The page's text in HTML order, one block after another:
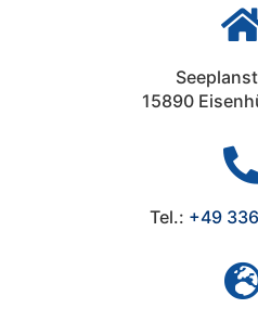
15890
Tel.: +49